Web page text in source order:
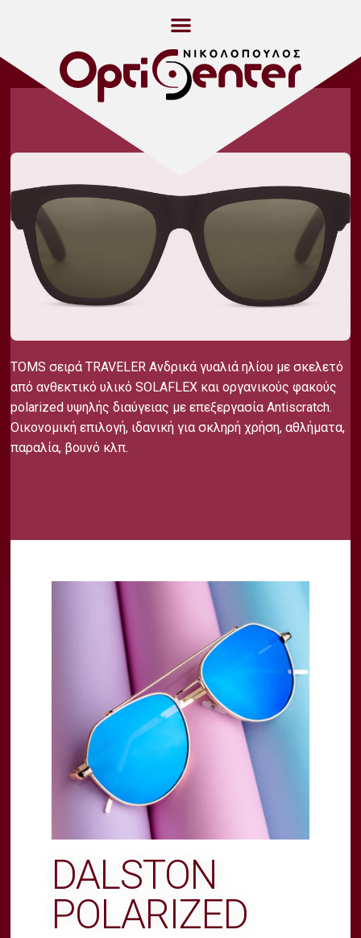
TOMS σειρά TRAVELER Ανδρικά γυαλιά ηλίου με σκελετό
από ανθεκτικό υλικό SOLAFLEX και οργανικούς φακούς
polarized υψηλής διαύγειας με επεξεργασία Antiscratch.
Οικονομική επιλογή, ιδανική για σκληρή χρήση, αθλήματα,
παραλία, βουνό κλπ.
DALSTON
POLARIZED